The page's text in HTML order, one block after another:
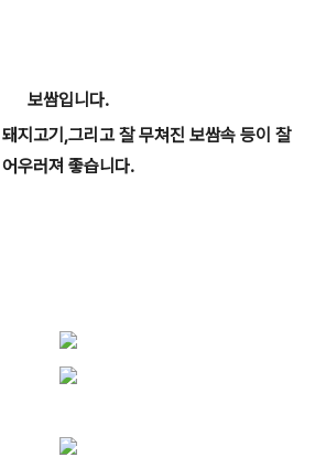
보쌈입니다.
지고기,그리고 잘 무쳐진 보쌈속 등이 잘
어우러져 좋습니다.